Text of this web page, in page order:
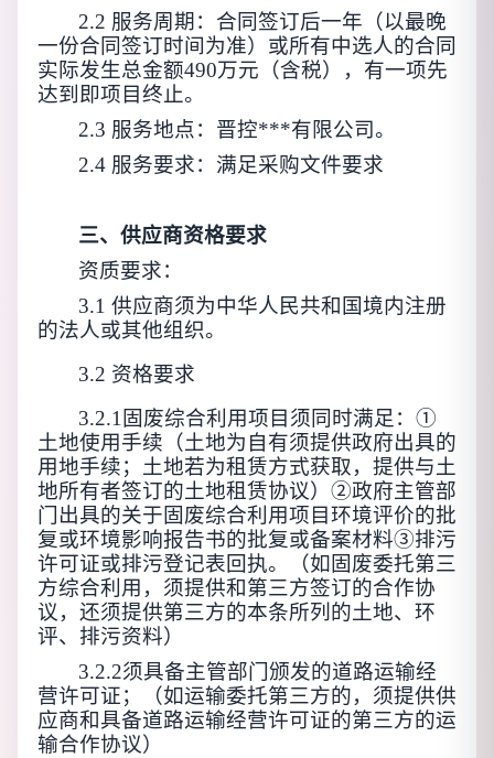
2.2 服务周期：合同签订后一年（以最晚
一份合同签订时间为准）或所有中选人的合同
实际发生总金额490万元（含税），有一项先
达到即项目终止。
2.3 服务地点：晋控***有限公司。
2.4 服务要求： 满足采购文件要求
三、供应商资格要求
资质要求：
3.1 供应商须为中华人民共和国境内注册
的法人或其他组织。
3.2 资格要求
3.2.1固废综合利用项目须同时满足：①
土地使用手续（土地为自有须提供政府出具的
用地手续；土地若为租赁方式获取，提供与土
地所有者签订的土地租赁协议）②政府主管部
门出具的关于固废综合利用项目环境评价的批
复或环境影响报告书的批复或备案材料③排污
许可证或排污登记表回执。（如固废委托第三
方综合利用，须提供和第三方签订的合作协
议，还须提供第三方的本条所列的土地、环
评、排污资料）
3.2.2须具备主管部门颁发的道路运输经
营许可证；（如运输委托第三方的，须提供供
应商和具备道路运输经营许可证的第三方的运
输合作协议）